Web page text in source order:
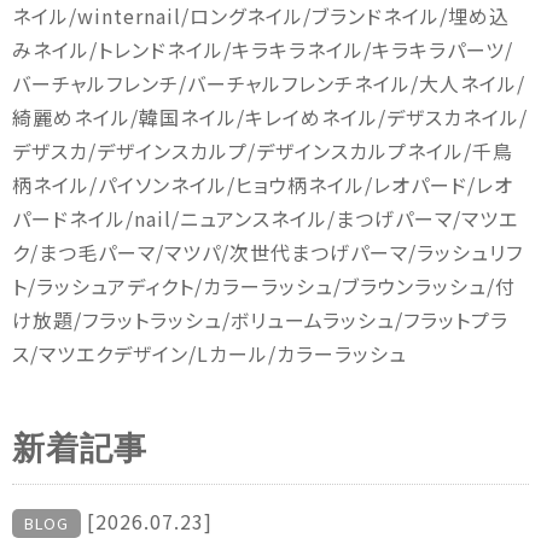
ネイル/winternail/ロングネイル/ブランドネイル/埋め込
みネイル/トレンドネイル/キラキラネイル/キラキラパーツ/
バーチャルフレンチ/バーチャルフレンチネイル/大人ネイル/
綺麗めネイル/韓国ネイル/キレイめネイル/デザスカネイル/
デザスカ/デザインスカルプ/デザインスカルプネイル/千鳥
柄ネイル/パイソンネイル/ヒョウ柄ネイル/レオパード/レオ
パードネイル/nail/ニュアンスネイル/まつげパーマ/マツエ
ク/まつ毛パーマ/マツパ/次世代まつげパーマ/ラッシュリフ
ト/ラッシュアディクト/カラーラッシュ/ブラウンラッシュ/付
け放題/フラットラッシュ/ボリュームラッシュ/フラットプラ
ス/マツエクデザイン/Lカール/カラーラッシュ
新着記事
BLOG
[2026.07.23]